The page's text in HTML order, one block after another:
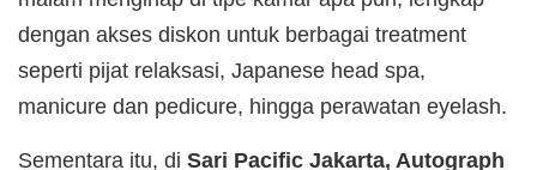
dengan akses diskon untuk berbagai treatment
seperti pijat relaksasi, Japanese head spa,
manicure dan pedicure, hingga perawatan eyelash.
Sementara itu, di Sari Pacific Jakarta, Autograph